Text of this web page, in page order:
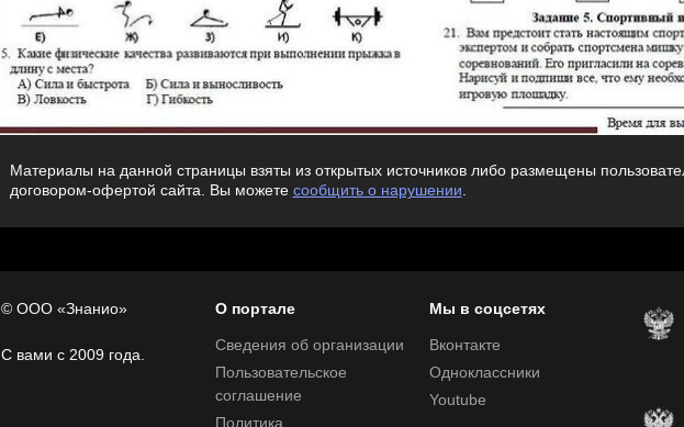
Материалы на данной страницы взяты из открытых источников либо размещены
договором-офертой сайта. Вы можете сообщить о нарушении.
© ООО «Знанио»
С вами с 2009 года.
О портале
Сведения об организации
Пользовательское
соглашение
Политика
Мы в соцсетях
Вконтакте
Одноклассники
Youtube